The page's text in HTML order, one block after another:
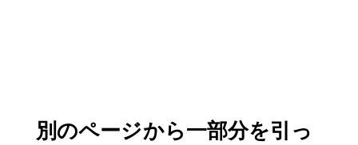
別のページから一部分を引っ